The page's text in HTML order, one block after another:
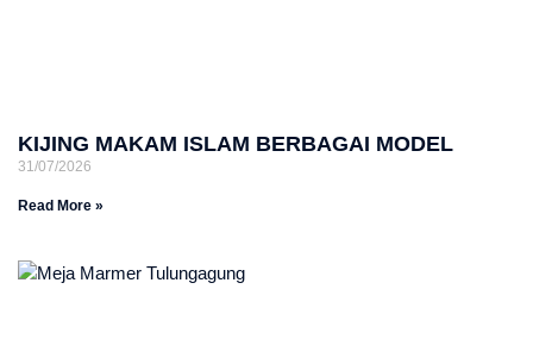
KIJING MAKAM ISLAM BERBAGAI MODEL
31/07/2026
Read More »